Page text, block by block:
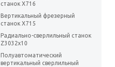
станок X716
Вертикальный фрезерный
станок X715
Радиально-сверлильный станок
Z3032х10
Полуавтоматический
вертикальный сверлильный